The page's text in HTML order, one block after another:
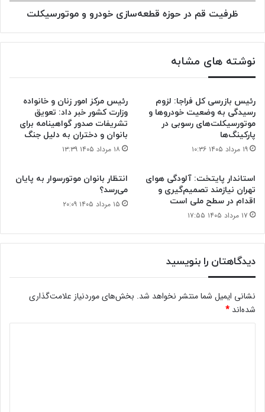
ظرفیت قم در حوزه قطعه‌سازی خودرو و موتورسیکلت
نوشته های مشابه
رئیس بازرسی کل فراجا: لزوم
رسیدگی به وضعیت خودروها و
موتورسیکلت‌های رسوبی در
پارکینگ‌ها
۱۹ مرداد ۱۴۰۵ ۱۰:۳۶
رئیس مرکز امور زنان و خانواده
وزارت کشور خبر داد: تعویق
تشریفات صدور گواهینامه برای
بانوان و دختران به دلیل جنگ
۱۸ مرداد ۱۴۰۵ ۱۳:۳۹
استاندار پایتخت: آلودگی هوای
تهران نیازمند تصمیم‌گیری و
اقدام در سطح ملی است
۱۷ مرداد ۱۴۰۵ ۱۷:۵۵
انتظار بانوان موتورسوار به پایان
می‌رسد؟
۱۵ مرداد ۱۴۰۵ ۲۰:۰۹
دیدگاهتان را بنویسید
نشانی ایمیل شما منتشر نخواهد شد. بخش‌های موردنیاز علامت‌گذاری
شده‌اند *